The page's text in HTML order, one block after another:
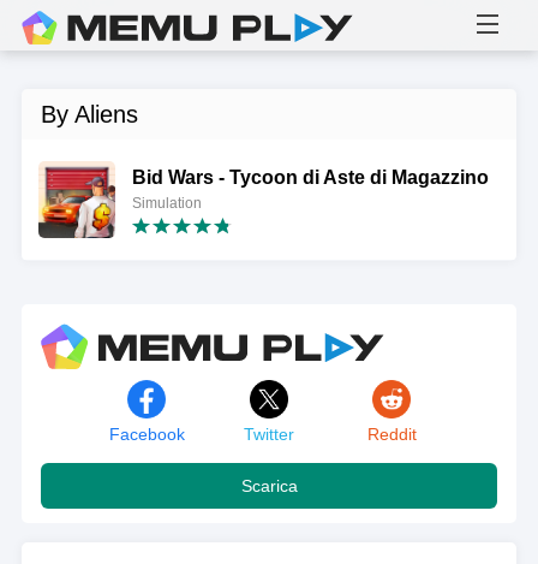
By Aliens
Bid Wars - Tycoon di Aste di Magazzino
Simulation
Facebook Twitter Reddit
Scarica